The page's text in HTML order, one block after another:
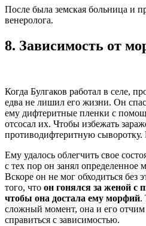
После была земская больница и
венеролога.
8. Зависимость от
Когда Булгаков работал в селе,
едва не лишил его жизни. Он
ему дифтеритные пленки с
отсосал их. Чтобы избежать
противодифтеритную сыворотку.
Ему удалось облегчить свое
с тех пор он занял определенное
Вскоре он не мог обходиться без
того, что он гонялся за женой с
чтобы она достала ему морфий.
сложный момент, она и его отчим
справиться с зависимостью.